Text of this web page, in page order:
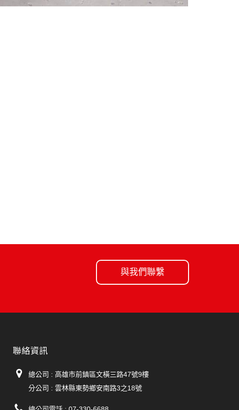
與我們聯繫
聯絡資訊
總公司 : 高雄市前鎮區文橫三路47號9樓
分公司 : 雲林縣東勢鄉安南路3之18號